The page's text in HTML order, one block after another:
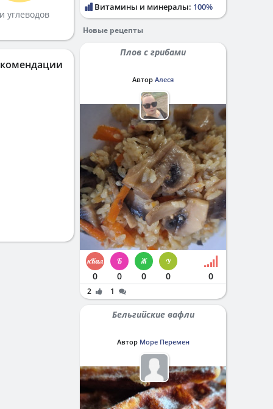
углеводов
Витамины и минералы: 100%
Новые рецепты
Плов с грибами
Автор Алеся
0 0 0 0 0
2 1
Бельгийские вафли
Автор Море Перемен